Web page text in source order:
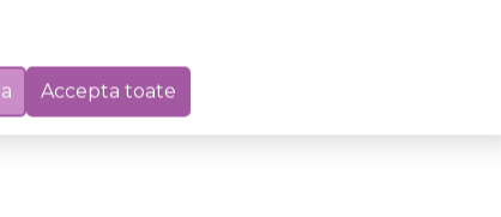
unor diferențe, prevalează informația de pe etichetele produsului fizic.
Mild 12ml a fost efectuată la data de 07.08.2026
Accepta toate